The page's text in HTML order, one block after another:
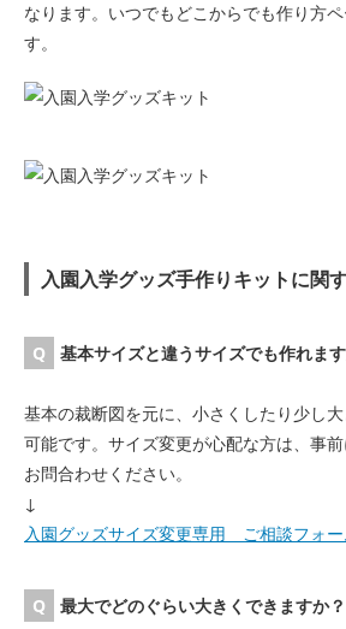
なります。いつでもどこからでも作り方
す。
入園入学グッズ手作りキットに関
基本サイズと違うサイズでも作れま
基本の裁断図を元に、小さくしたり少し
可能です。サイズ変更が心配な方は、事
お問合わせください。
↓
入園グッズサイズ変更専用 ご相談フォ
最大でどのぐらい大きくできますか？